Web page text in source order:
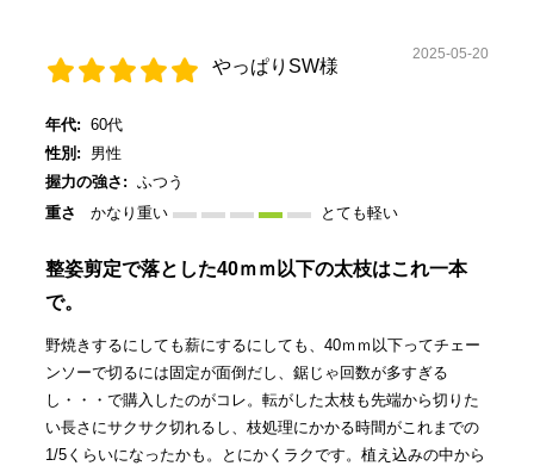
やっぱりSW様
2025-05-20
年代: 60代
性別:
男性
握力の強さ: ふつう
重さ
かなり重い とても軽い
整姿剪定で落とした40ｍｍ以下の太枝はこれ一本
で。
野焼きするにしても薪にするにしても、40ｍｍ以下ってチェー
ンソーで切るには固定が面倒だし、鋸じゃ回数が多すぎる
し・・・で購入したのがコレ。転がした太枝も先端から切りた
い長さにサクサク切れるし、枝処理にかかる時間がこれまでの
1/5くらいになったかも。とにかくラクです。植え込みの中から